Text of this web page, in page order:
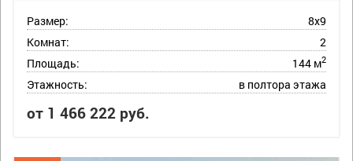
Размер:
8х9
Комнат:
2
Площадь:
144 м2
Этажность: в полтора этажа
от 1 466 222 руб.